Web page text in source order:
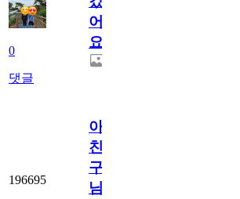
0
댓글
어
요.
196695
아.
친
구
님